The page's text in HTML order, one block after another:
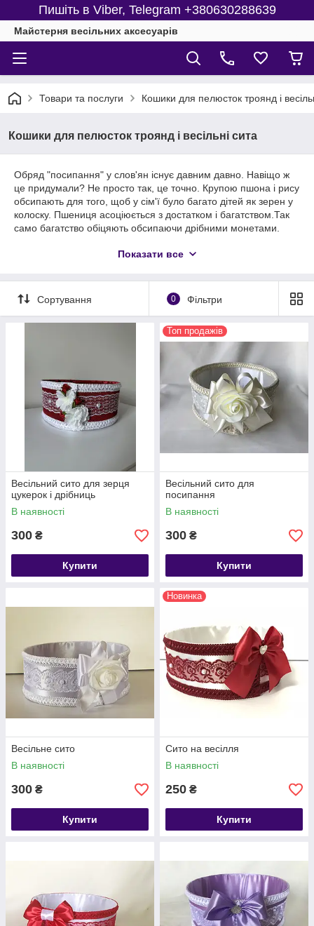
Пишіть в Viber, Telegram +380630288639
Майстерня веcільних аксесуарів
Товари та послуги Кошики для пелюсток троянд і
Кошики для пелюсток троянд і весільні сита
Обряд "посипання" у слов'ян існує давним давно. Навіщо ж
це придумали? Не просто так, це точно. Крупою пшона і рису
обсипають для того, щоб у сім'ї було багато дітей як зерен у
колоску. Пшениця асоціюється з достатком і багатством.Так
само багатство обіцяють обсипаючи дрібними монетами.
блискітками, квітами і обсипають пелюстками, бажаючи
Показати все
Сортування 0 Фільтри
Весільний сито для зерця
цукерок і дрібниць
В наявності
300 ₴
Купити
Топ продажів
Весільний сито для
посипання
В наявності
300 ₴
Купити
Весільне сито
В наявності
300 ₴
Купити
Новинка
Сито на весілля
В наявності
250 ₴
Купити